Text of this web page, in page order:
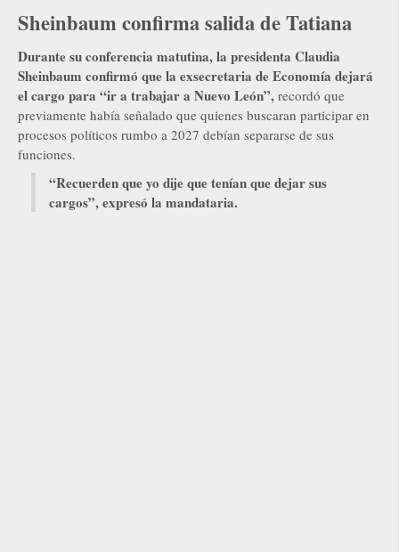
Sheinbaum confirma salida de Tatiana
Durante su conferencia matutina, la presidenta Claudia
Sheinbaum confirmó que la exsecretaria de Economía dejará
el cargo para “ir a trabajar a Nuevo León”, recordó que
previamente había señalado que quienes buscaran participar en
procesos políticos rumbo a 2027 debían separarse de sus
funciones.
“Recuerden que yo dije que tenían que dejar sus
cargos”, expresó la mandataria.